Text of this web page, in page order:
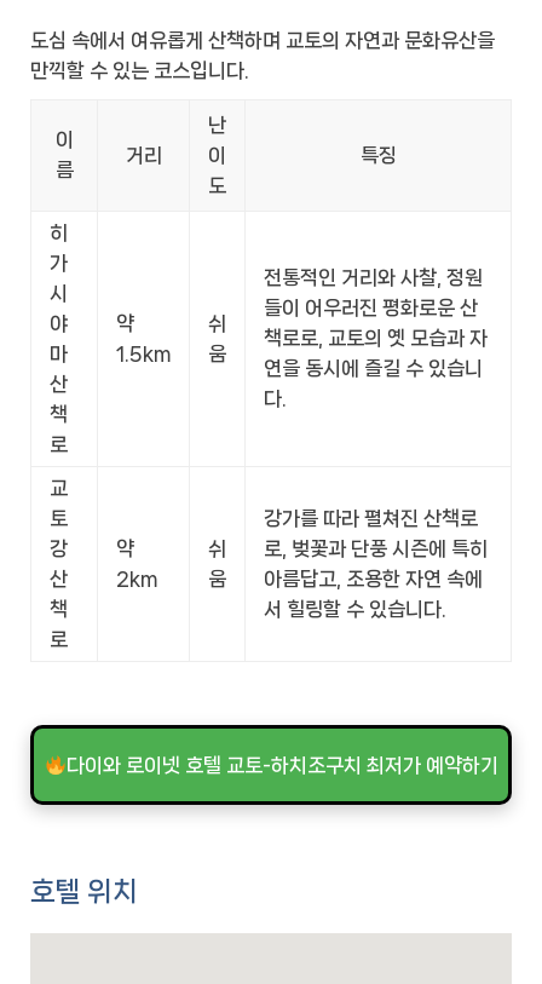
도심 속에서 여유롭게 산책하며 교토의 자연과 문화유산을
만끽할 수 있는 코스입니다.
이
름
거리
난
이
도
특징
히
가
시
야
마
산
책
로
약
1.5km
쉬
움
전통적인 거리와 사찰, 정원
들이 어우러진 평화로운 산
책로로, 교토의 옛 모습과 자
연을 동시에 즐길 수 있습니
다.
교
토
강
산
책
로
약
2km
쉬
움
강가를 따라 펼쳐진 산책로
로, 벚꽃과 단풍 시즌에 특히
아름답고, 조용한 자연 속에
서 힐링할 수 있습니다.
다이와 로이넷 호텔 교토-하치조구치 최저가 예약하기
호텔 위치